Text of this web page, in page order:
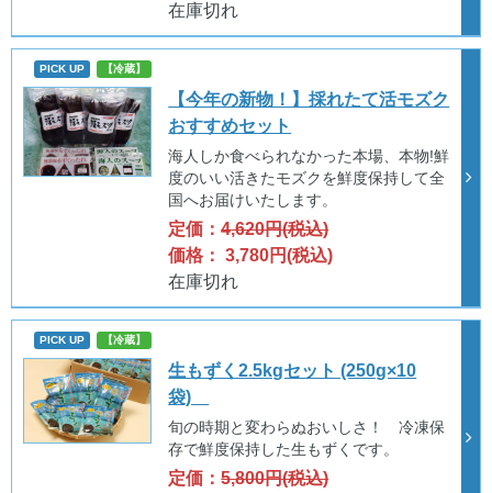
在庫切れ
PICK UP 【冷蔵】
【今年の新物！】採れたて活モズク
おすすめセット
海人しか食べられなかった本場、本物!鮮
度のいい活きたモズクを鮮度保持して全
国へお届けいたします。
定価：4,620円(税込)
価格： 3,780円(税込)
在庫切れ
PICK UP 【冷蔵】
生もずく2.5kgセット (250g×10
袋)
旬の時期と変わらぬおいしさ！ 冷凍保
存で鮮度保持した生もずくです。
定価：5,800円(税込)